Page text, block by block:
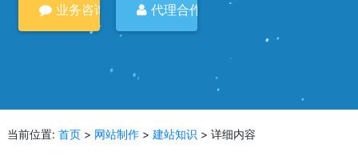
业务咨询 代理合作
当前位置: 首页> 网站制作> 建站知识 > 详细内容